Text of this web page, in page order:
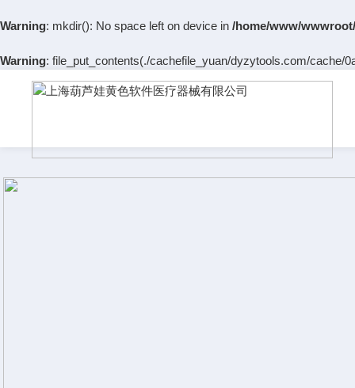
Warning: mkdir(): No space left on device in /home/www/
Warning: file_put_contents(./cachefile_yuan/dyzytools.com/cache/